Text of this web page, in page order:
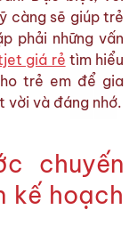
càng sẽ giúp trẻ
phải những vấn
giá rẻ tìm hiểu
trẻ em để gia
vời và đáng nhớ.
chuyến
kế hoạch